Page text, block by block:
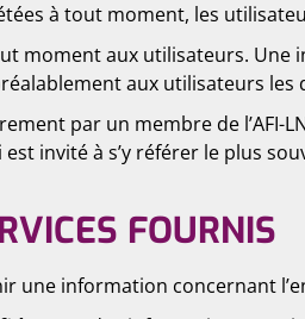
à tout moment, les
moment aux utilisateurs.
aux utilisateurs les
par un membre de l’AFI-
invité à s’y référer le plus
FOURNIS
une information concernant